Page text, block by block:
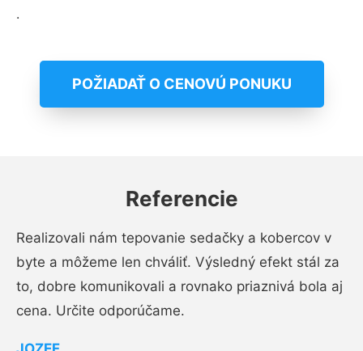
.
POŽIADAŤ O CENOVÚ PONUKU
Referencie
Realizovali nám tepovanie sedačky a kobercov v
byte a môžeme len chváliť. Výsledný efekt stál za
to, dobre komunikovali a rovnako priaznivá bola aj
cena. Určite odporúčame.